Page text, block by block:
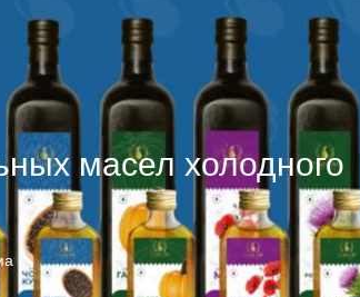
масел холодного